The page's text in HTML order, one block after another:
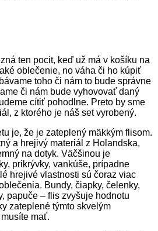
ten pocit, keď už má v košíku na
oblečenie, no váha či ho kúpiť
toho či nám to bude správne
či nám bude vyhovovať daný
cítiť pohodlne. Preto by sme
z ktorého je náš set vyrobený.
je, že je zateplený mäkkým flisom.
a hrejivý materiál z Holandska,
na dotyk. Väčšinou je
prikrývky, vankúše, prípadne
hrejivé vlastnosti sú čoraz viac
Bundy, čiapky, čelenky,
papuče – flis zvyšuje hodnotu
zateplené týmto skvelým
mať.